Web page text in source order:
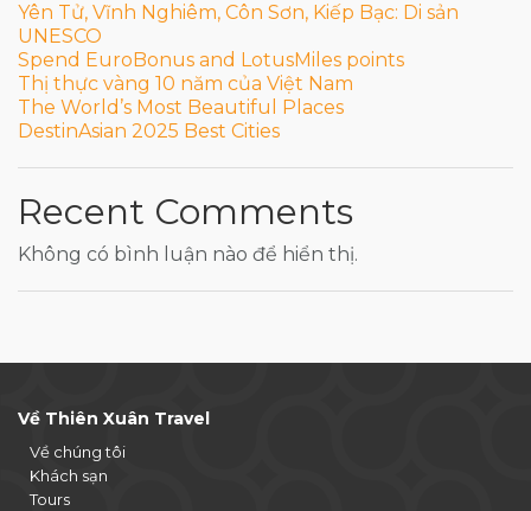
Yên Tử, Vĩnh Nghiêm, Côn Sơn, Kiếp Bạc: Di sản
UNESCO
Spend EuroBonus and LotusMiles points
Thị thực vàng 10 năm của Việt Nam
The World’s Most Beautiful Places
DestinAsian 2025 Best Cities
Recent Comments
Không có bình luận nào để hiển thị.
Về Thiên Xuân Travel
Về chúng tôi
Khách sạn
Tours